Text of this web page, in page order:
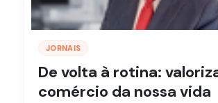
JORNAIS
De volta à rotina:
comércio da nossa vida